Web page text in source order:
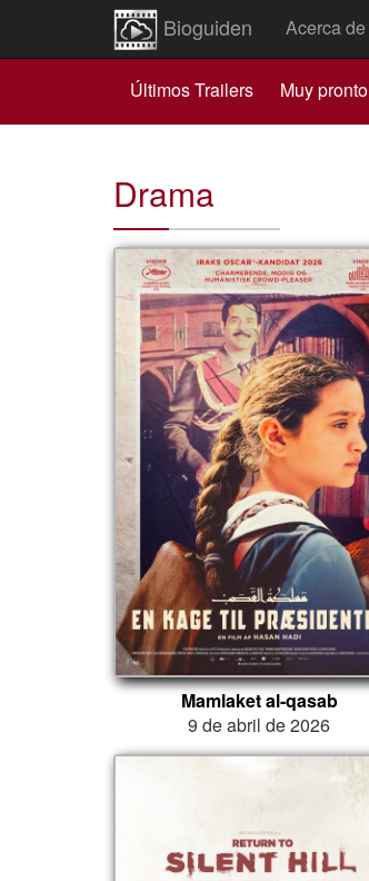
Bioguiden Acerca de
Últimos Trailers Muy pronto
Drama
Mamlaket al-qasab
9 de abril de 2026